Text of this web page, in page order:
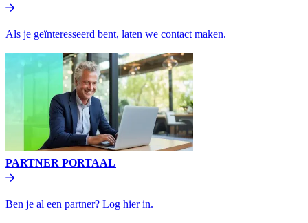
Als je geïnteresseerd bent, laten we contact maken.​​
PARTNER PORTAAL​​
Ben je al een partner? Log hier in.​​